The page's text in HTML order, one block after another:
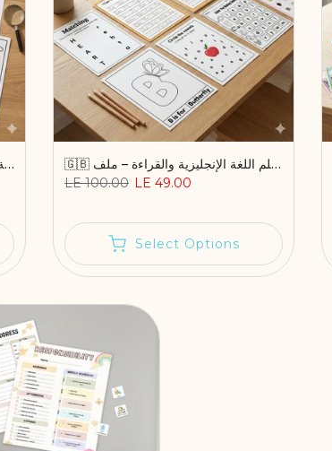
مجموعة 🔬 أنشطة العلوم والمعرفة للأطفال قابلة للطباعة
🇬🇧 أنشطة تعلم اللغة الإنجليزية والقراءة – ملف PDF قابل للطباعة
LE 100.00 LE 49.00
Select Options